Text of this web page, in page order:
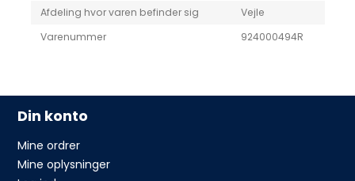
Afdeling hvor varen befinder sig
Vejle
Varenummer
924000494R
Din konto
Mine ordrer
Mine oplysninger